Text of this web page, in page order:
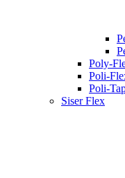
Poly-
Poli-
Poli-
Siser Flex